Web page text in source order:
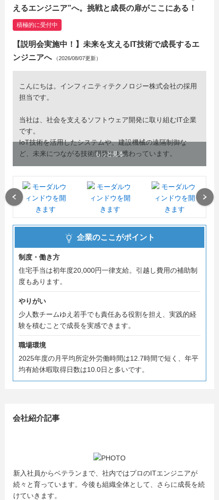
えるエンジニア”へ。挑戦と成長の扉がここにある！
積極的に受付中
【説明会実施中！】未来を支えるIT技術で成長するエ
ンジニアへ（2026/08/07更新）
こんにちは。インフィニティテクノロジー株式会社の採用
担当です。
当社は、社会を支えるソフトウェア開発に取り組むIT企業
です。
IoT技術を活用したシステムや、建設機械の遠隔制御な
ど、未来につながる技術開発にも携わっています。
ITの知識やプログラミング経験を活かしたい方はもちろ
ん、これから技術を身につけたい方も歓迎しています。
入社後はOJT研修を通じて、先輩社員が一人ひとりの成長
として成長できる環境を整えています。
「ものづくりが好き」「新しい技術に挑戦したい」そんな
想いを持つ方とお会いできることを楽しみにしています。
＃夏採用 ＃内々定まで最短2週間
もっと見る
企業のここがポイント
制度・働き方
住宅手当は初年度20,000円一律支給。引越し費用の補助制
度もあります。
やりがい
少人数チームゆえ若手でも責任ある役割を担え、実践的経
験を積むことで成長を実感できます。
職場環境
2025年度の月平均所定外労働時間は12.7時間で短く、年平
均有給休暇取得日数は10.0日と多いです。
会社紹介記事
新入社員からベテランまで、社内ではプロのITエンジニアが
続々と育っています。今後も組織全体として、さらに成長を続
けていきます。